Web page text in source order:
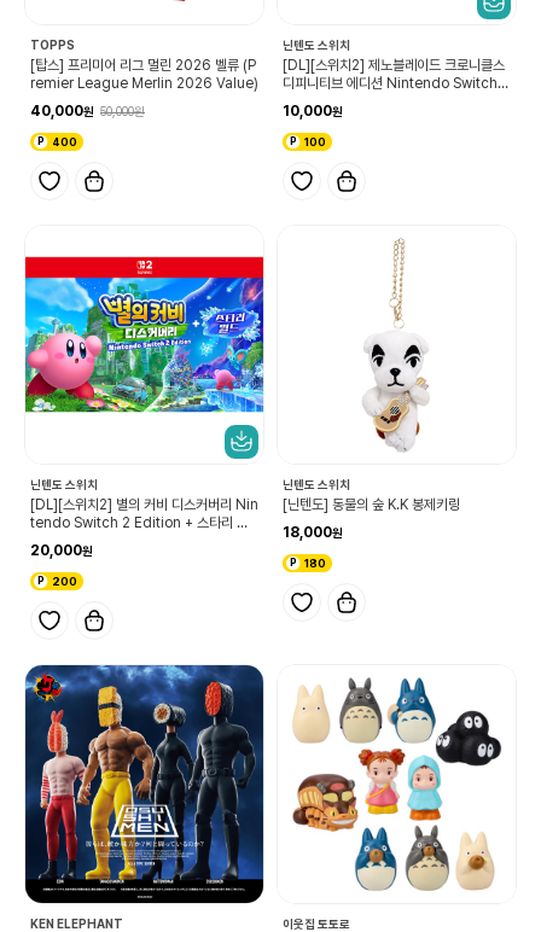
TOPPS
[탑스] 프리미어 리그 멀린 2026 벨류 (P
remier League Merlin 2026 Value)
40,000
50,000
400
닌텐도 스위치
[DL][스위치2] 제노블레이드 크로니클스
디피니티브 에디션 Nintendo Switch 2
10,000
100
닌텐도 스위치
[DL][스위치2] 별의 커비 디스커버리 Nin
tendo Switch 2 Edition + 스타리 월
20,000
200
닌텐도 스위치
[닌텐도] 동물의 숲 K.K 봉제키링
18,000
180
KEN ELEPHANT 이웃집 토토로